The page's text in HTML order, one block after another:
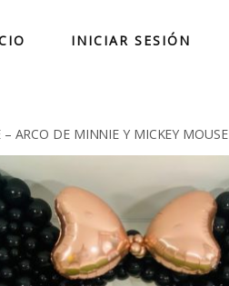
INICIAR SESIÓN
ARCO DE MINNIE Y MICKEY MOUSE